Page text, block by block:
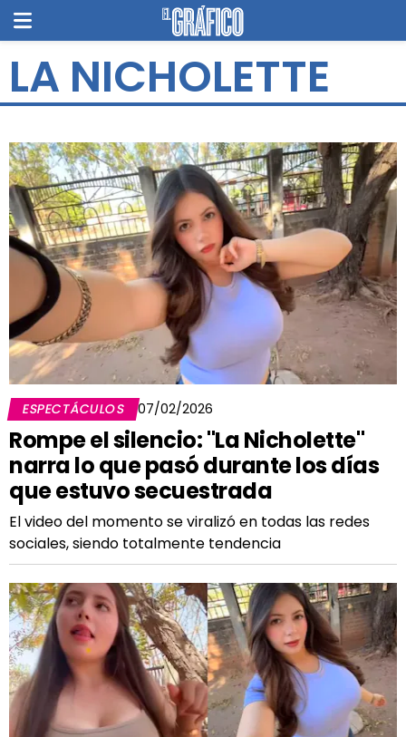
LA NICHOLETTE
ESPECTÁCULOS 07/02/2026
Rompe el silencio: "La Nicholette"
narra lo que pasó durante los días
que estuvo secuestrada
El video del momento se viralizó en todas las redes
sociales, siendo totalmente tendencia